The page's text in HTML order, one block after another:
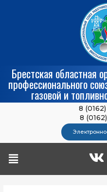
Брестская областная
профессионального
газовой и
8
8